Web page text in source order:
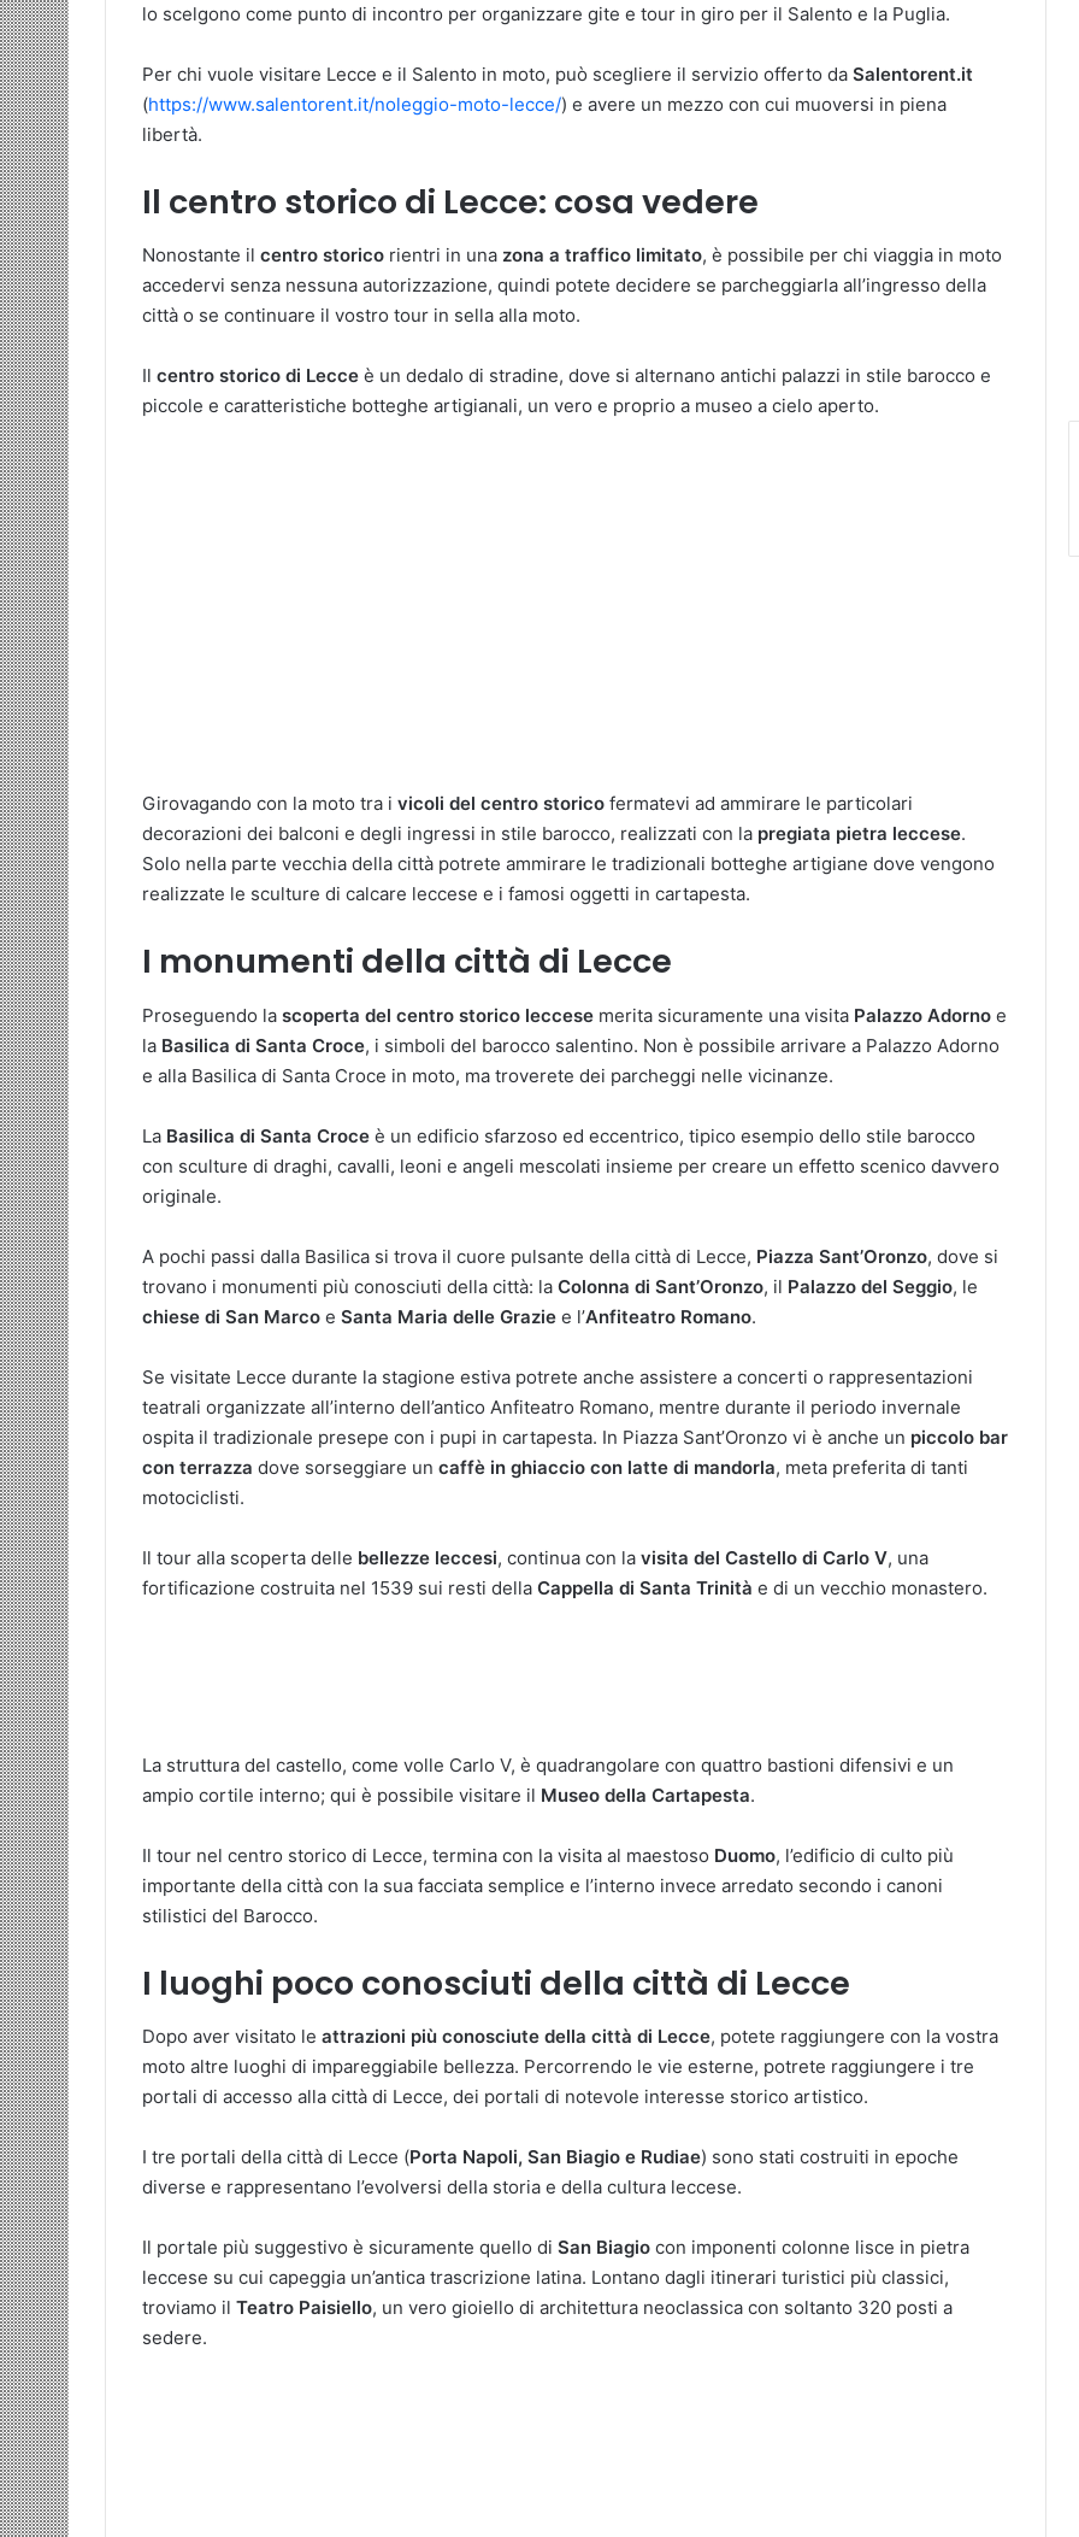
lo scelgono come punto di incontro per organizzare gite e tour in giro per il Salento e la Puglia.
Per chi vuole visitare Lecce e il Salento in moto, può scegliere il servizio offerto da Salentorent.it
(https://www.salentorent.it/noleggio-moto-lecce/) e avere un mezzo con cui muoversi in piena
libertà.
Il centro storico di Lecce: cosa vedere
Nonostante il centro storico rientri in una zona a traffico limitato, è possibile per chi viaggia in moto
accedervi senza nessuna autorizzazione, quindi potete decidere se parcheggiarla all’ingresso della
città o se continuare il vostro tour in sella alla moto.
Il centro storico di Lecce è un dedalo di stradine, dove si alternano antichi palazzi in stile barocco e
piccole e caratteristiche botteghe artigianali, un vero e proprio a museo a cielo aperto.
Girovagando con la moto tra i vicoli del centro storico fermatevi ad ammirare le particolari
decorazioni dei balconi e degli ingressi in stile barocco, realizzati con la pregiata pietra leccese.
Solo nella parte vecchia della città potrete ammirare le tradizionali botteghe artigiane dove vengono
realizzate le sculture di calcare leccese e i famosi oggetti in cartapesta.
I monumenti della città di Lecce
Proseguendo la scoperta del centro storico leccese merita sicuramente una visita Palazzo Adorno e
la Basilica di Santa Croce, i simboli del barocco salentino. Non è possibile arrivare a Palazzo Adorno
e alla Basilica di Santa Croce in moto, ma troverete dei parcheggi nelle vicinanze.
La Basilica di Santa Croce è un edificio sfarzoso ed eccentrico, tipico esempio dello stile barocco
con sculture di draghi, cavalli, leoni e angeli mescolati insieme per creare un effetto scenico davvero
originale.
A pochi passi dalla Basilica si trova il cuore pulsante della città di Lecce, Piazza Sant’Oronzo, dove si
trovano i monumenti più conosciuti della città: la Colonna di Sant’Oronzo, il Palazzo del Seggio, le
chiese di San Marco e Santa Maria delle Grazie e l’Anfiteatro Romano.
Se visitate Lecce durante la stagione estiva potrete anche assistere a concerti o rappresentazioni
teatrali organizzate all’interno dell’antico Anfiteatro Romano, mentre durante il periodo invernale
ospita il tradizionale presepe con i pupi in cartapesta. In Piazza Sant’Oronzo vi è anche un piccolo bar
con terrazza dove sorseggiare un caffè in ghiaccio con latte di mandorla, meta preferita di tanti
motociclisti.
Il tour alla scoperta delle bellezze leccesi, continua con la visita del Castello di Carlo V, una
fortificazione costruita nel 1539 sui resti della Cappella di Santa Trinità e di un vecchio monastero.
La struttura del castello, come volle Carlo V, è quadrangolare con quattro bastioni difensivi e un
ampio cortile interno; qui è possibile visitare il Museo della Cartapesta.
Il tour nel centro storico di Lecce, termina con la visita al maestoso Duomo, l’edificio di culto più
importante della città con la sua facciata semplice e l’interno invece arredato secondo i canoni
stilistici del Barocco.
I luoghi poco conosciuti della città di Lecce
Dopo aver visitato le attrazioni più conosciute della città di Lecce, potete raggiungere con la vostra
moto altre luoghi di impareggiabile bellezza. Percorrendo le vie esterne, potrete raggiungere i tre
portali di accesso alla città di Lecce, dei portali di notevole interesse storico artistico.
I tre portali della città di Lecce (Porta Napoli, San Biagio e Rudiae) sono stati costruiti in epoche
diverse e rappresentano l’evolversi della storia e della cultura leccese.
Il portale più suggestivo è sicuramente quello di San Biagio con imponenti colonne lisce in pietra
leccese su cui capeggia un’antica trascrizione latina. Lontano dagli itinerari turistici più classici,
troviamo il Teatro Paisiello, un vero gioiello di architettura neoclassica con soltanto 320 posti a
sedere.